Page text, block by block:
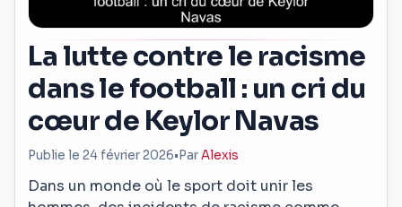
La lutte contre le racisme
dans le football : un cri du
cœur de Keylor Navas
Publie le 24 février 2026• ParAlexis
Dans un monde où le sport doit unir les